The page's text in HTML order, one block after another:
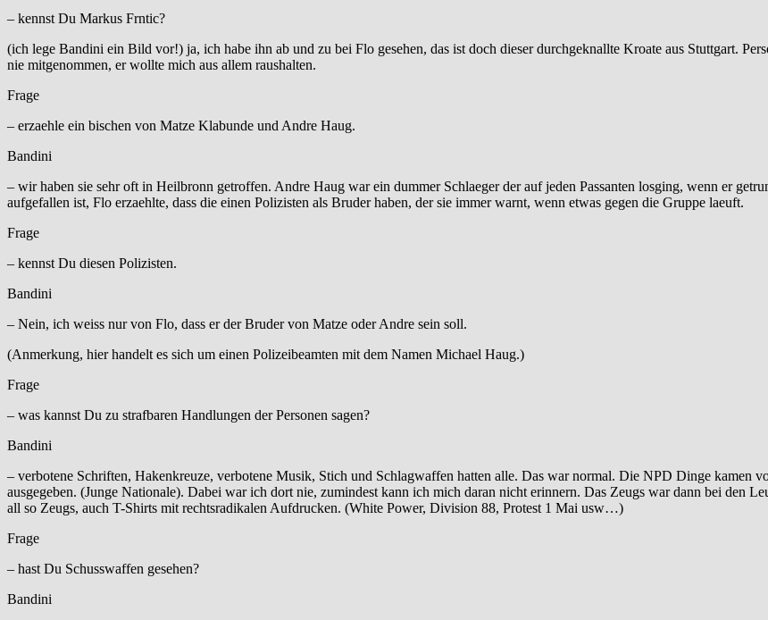
– kennst Du Markus Frntic?
(ich lege Bandini ein Bild vor!) ja, ich habe ihn ab und zu bei Flo gesehen, das ist doch dieser durchgeknallte Kroate aus Stuttgart.
nie mitgenommen, er wollte mich aus allem raushalten.
Frage
– erzaehle ein bischen von Matze Klabunde und Andre Haug.
Bandini
– wir haben sie sehr oft in Heilbronn getroffen. Andre Haug war ein dummer Schlaeger der auf jeden Passanten losging, wenn er
aufgefallen ist, Flo erzaehlte, dass die einen Polizisten als Bruder haben, der sie immer warnt, wenn etwas gegen die Gruppe laeuft.
Frage
– kennst Du diesen Polizisten.
Bandini
– Nein, ich weiss nur von Flo, dass er der Bruder von Matze oder Andre sein soll.
(Anmerkung, hier handelt es sich um einen Polizeibeamten mit dem Namen Michael Haug.)
Frage
– was kannst Du zu strafbaren Handlungen der Personen sagen?
Bandini
– verbotene Schriften, Hakenkreuze, verbotene Musik, Stich und Schlagwaffen hatten alle. Das war normal. Die NPD Dinge kamen
ausgegeben. (Junge Nationale). Dabei war ich dort nie, zumindest kann ich mich daran nicht erinnern. Das Zeugs war dann bei den
all so Zeugs, auch T-Shirts mit rechtsradikalen Aufdrucken. (White Power, Division 88, Protest 1 Mai usw…)
Frage
– hast Du Schusswaffen gesehen?
Bandini